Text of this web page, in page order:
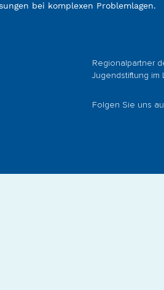
bei komplexen Problemlagen.
Regionalpartner
Jugendstiftung im
Folgen Sie uns